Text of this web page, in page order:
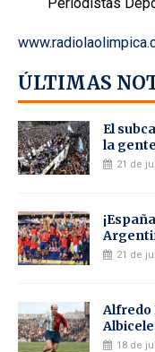
ÚLTIMAS
El
la gente
21 de
21 de
Alfredo
18 de